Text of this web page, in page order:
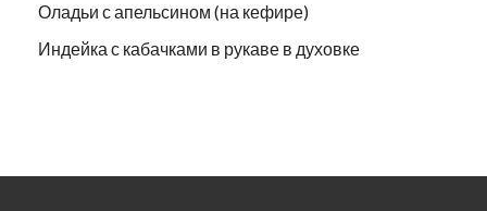
Оладьи с апельсином (на кефире)
Индейка с кабачками в рукаве в духовке